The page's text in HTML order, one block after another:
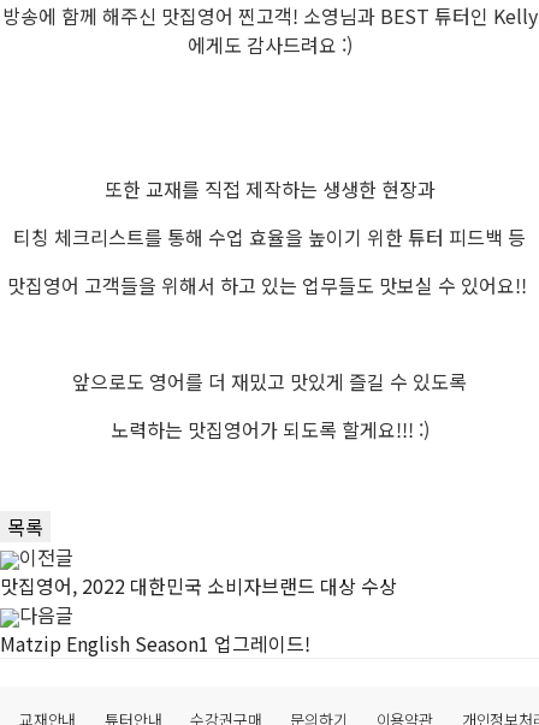
방송에 함께 해주신 맛집영어 찐고객! 소영님과 BEST 튜터인 Kelly
에게도 감사드려요 :)
또한 교재를 직접 제작하는 생생한 현장과
티칭 체크리스트를 통해 수업 효율을 높이기 위한 튜터 피드백 등
맛집영어 고객들을 위해서 하고 있는 업무들도 맛보실 수 있어요!!
앞으로도 영어를 더 재밌고 맛있게 즐길 수 있도록
노력하는 맛집영어가 되도록 할게요!!! :)
목록
이전글
맛집영어, 2022 대한민국 소비자브랜드 대상 수상
다음글
Matzip English Season1 업그레이드!
교재안내 튜터안내 수강권구매 문의하기 이용약관 개인정보처